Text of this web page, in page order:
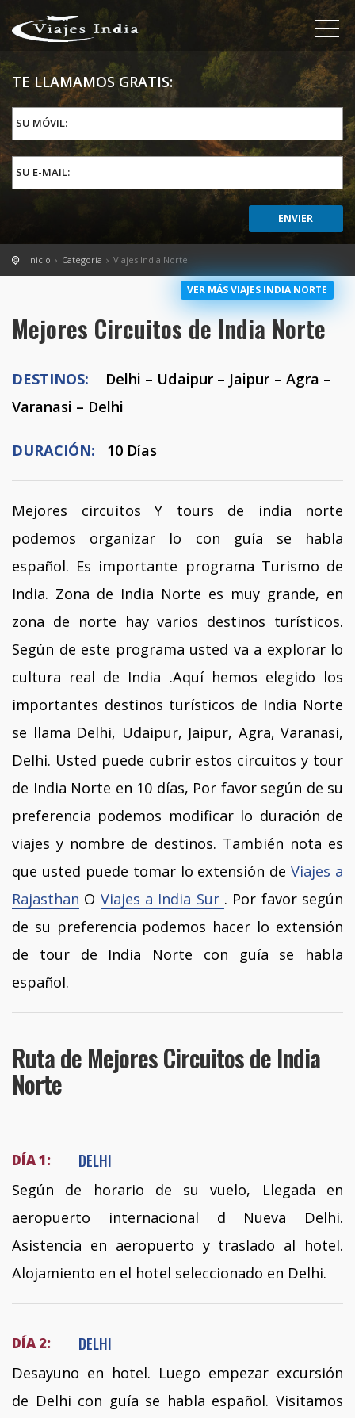
TE LLAMAMOS GRATIS:
SU MÓVIL:
SU E-MAIL:
Inicio Categoría Viajes India Norte
VER MÁS VIAJES INDIA NORTE
Mejores Circuitos de India Norte
DESTINOS: Delhi – Udaipur – Jaipur – Agra –
Varanasi – Delhi
DURACIÓN: 10 Días
Mejores circuitos Y tours de india norte
podemos organizar lo con guía se habla
español. Es importante programa Turismo de
India. Zona de India Norte es muy grande, en
zona de norte hay varios destinos turísticos.
Según de este programa usted va a explorar lo
cultura real de India .Aquí hemos elegido los
importantes destinos turísticos de India Norte
se llama Delhi, Udaipur, Jaipur, Agra, Varanasi,
Delhi. Usted puede cubrir estos circuitos y tour
de India Norte en 10 días, Por favor según de su
preferencia podemos modificar lo duración de
viajes y nombre de destinos. También nota es
que usted puede tomar lo extensión deViajes a
Rajasthan O Viajes a India Sur . Por favor según
de su preferencia podemos hacer lo extensión
de tour de India Norte con guía se habla
español.
Ruta de Mejores Circuitos de India
Norte
DÍA 1: DELHI
Según de horario de su vuelo, Llegada en
aeropuerto internacional d Nueva Delhi.
Asistencia en aeropuerto y traslado al hotel.
Alojamiento en el hotel seleccionado en Delhi.
DÍA 2: DELHI
Desayuno en hotel. Luego empezar excursión
de Delhi con guía se habla español. Visitamos